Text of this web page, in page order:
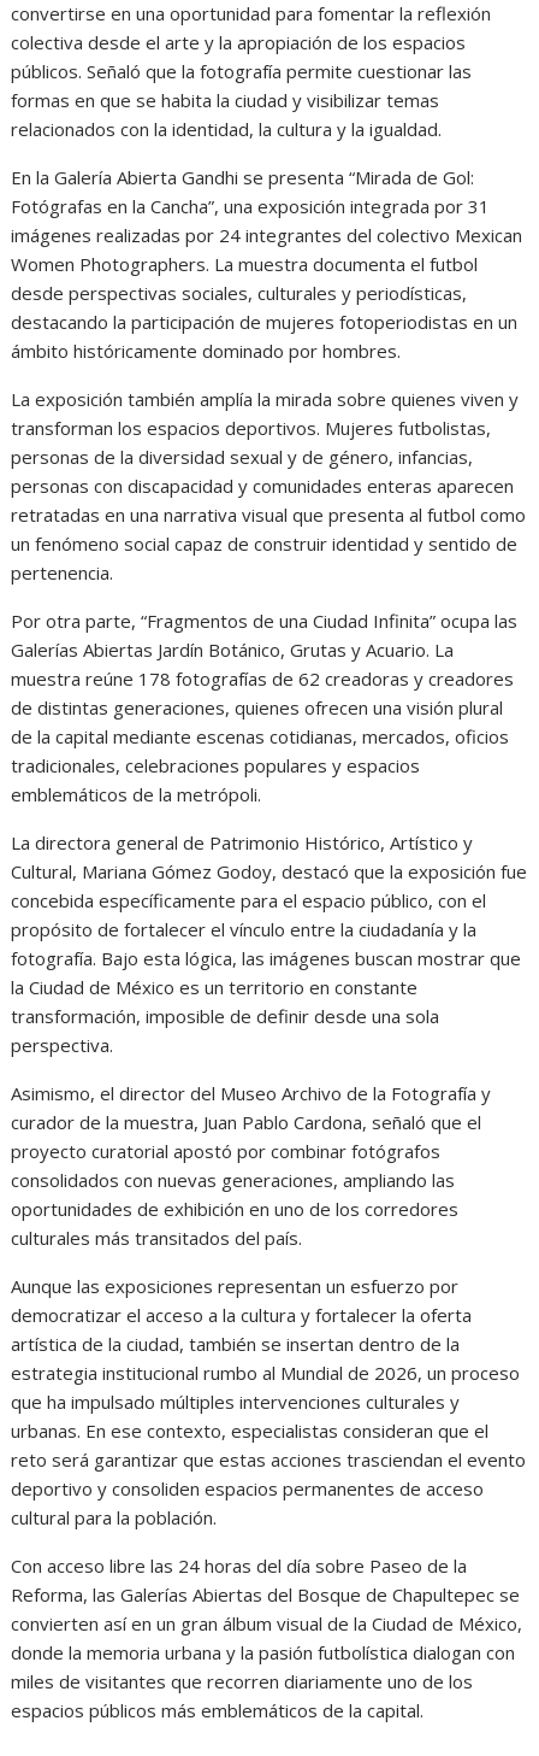
convertirse en una oportunidad para fomentar la reflexión
colectiva desde el arte y la apropiación de los espacios
públicos. Señaló que la fotografía permite cuestionar las
formas en que se habita la ciudad y visibilizar temas
relacionados con la identidad, la cultura y la igualdad.
En la Galería Abierta Gandhi se presenta “Mirada de Gol:
Fotógrafas en la Cancha”, una exposición integrada por 31
imágenes realizadas por 24 integrantes del colectivo Mexican
Women Photographers. La muestra documenta el futbol
desde perspectivas sociales, culturales y periodísticas,
destacando la participación de mujeres fotoperiodistas en un
ámbito históricamente dominado por hombres.
La exposición también amplía la mirada sobre quienes viven y
transforman los espacios deportivos. Mujeres futbolistas,
personas de la diversidad sexual y de género, infancias,
personas con discapacidad y comunidades enteras aparecen
retratadas en una narrativa visual que presenta al futbol como
un fenómeno social capaz de construir identidad y sentido de
pertenencia.
Por otra parte, “Fragmentos de una Ciudad Infinita” ocupa las
Galerías Abiertas Jardín Botánico, Grutas y Acuario. La
muestra reúne 178 fotografías de 62 creadoras y creadores
de distintas generaciones, quienes ofrecen una visión plural
de la capital mediante escenas cotidianas, mercados, oficios
tradicionales, celebraciones populares y espacios
emblemáticos de la metrópoli.
La directora general de Patrimonio Histórico, Artístico y
Cultural, Mariana Gómez Godoy, destacó que la exposición fue
concebida específicamente para el espacio público, con el
propósito de fortalecer el vínculo entre la ciudadanía y la
fotografía. Bajo esta lógica, las imágenes buscan mostrar que
la Ciudad de México es un territorio en constante
transformación, imposible de definir desde una sola
perspectiva.
Asimismo, el director del Museo Archivo de la Fotografía y
curador de la muestra, Juan Pablo Cardona, señaló que el
proyecto curatorial apostó por combinar fotógrafos
consolidados con nuevas generaciones, ampliando las
oportunidades de exhibición en uno de los corredores
culturales más transitados del país.
Aunque las exposiciones representan un esfuerzo por
democratizar el acceso a la cultura y fortalecer la oferta
artística de la ciudad, también se insertan dentro de la
estrategia institucional rumbo al Mundial de 2026, un proceso
que ha impulsado múltiples intervenciones culturales y
urbanas. En ese contexto, especialistas consideran que el
reto será garantizar que estas acciones trasciendan el evento
deportivo y consoliden espacios permanentes de acceso
cultural para la población.
Con acceso libre las 24 horas del día sobre Paseo de la
Reforma, las Galerías Abiertas del Bosque de Chapultepec se
convierten así en un gran álbum visual de la Ciudad de México,
donde la memoria urbana y la pasión futbolística dialogan con
miles de visitantes que recorren diariamente uno de los
espacios públicos más emblemáticos de la capital.